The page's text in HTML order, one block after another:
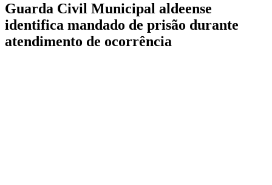
Guarda Civil Municipal aldeense
identifica mandado de prisão durante
atendimento de ocorrência